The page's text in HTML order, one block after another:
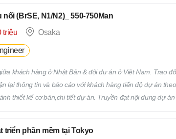
nối (BrSE, N1/N2)_ 550-750Man
triệu
Osaka
khách hàng ở Nhật Bản & đội dự án ở Việt Nam. Trao
lại thông tin và báo cáo với khách hàng tiến độ dự án
thiết kế cơ bản,chi tiết dự án. Truyền đạt nội dung dự
giao. Các công việc liên quan hết theo sự phân công
triển phần mềm tại Tokyo